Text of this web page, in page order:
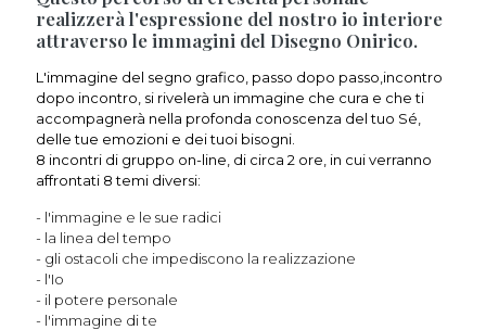
realizzerà l'espressione del nostro io interiore
attraverso le immagini del Disegno Onirico.
L'immagine del segno grafico, passo dopo passo,incontro
dopo incontro, si rivelerà un immagine che cura e che ti
accompagnerà nella profonda conoscenza del tuo Sé,
delle tue emozioni e dei tuoi bisogni.
8 incontri di gruppo on-line, di circa 2 ore, in cui verranno
affrontati 8 temi diversi:
- l'immagine e le sue radici
- la linea del tempo
- gli ostacoli che impediscono la realizzazione
- l'Io
- il potere personale
- l'immagine di te